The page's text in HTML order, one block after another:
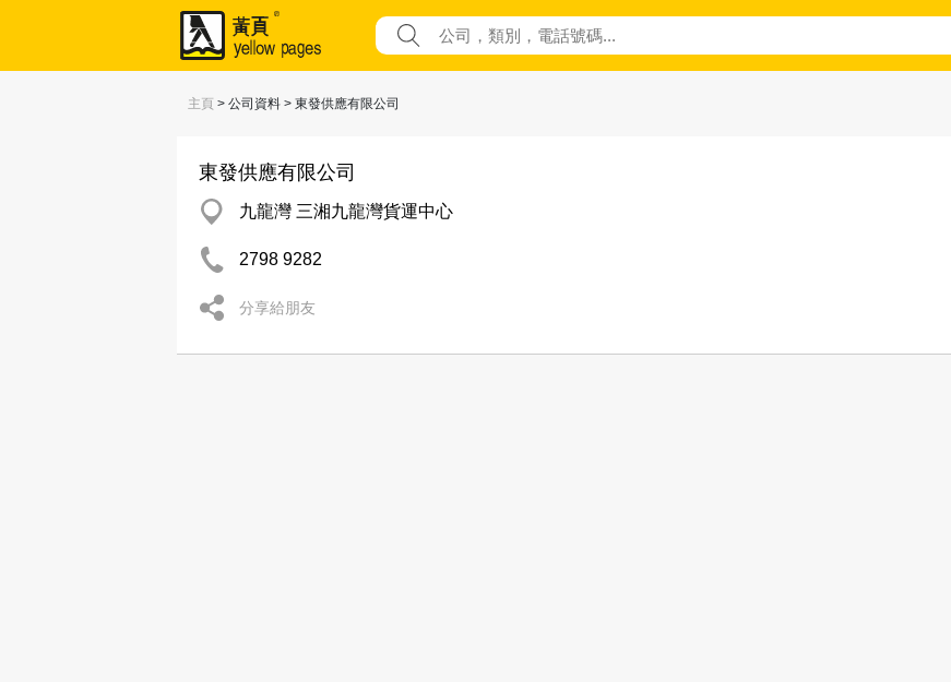
主頁 > 公司資料 > 東發供應有限公司
東發供應有限公司
九龍灣 三湘九龍灣貨運中心
2798 9282
分享給朋友